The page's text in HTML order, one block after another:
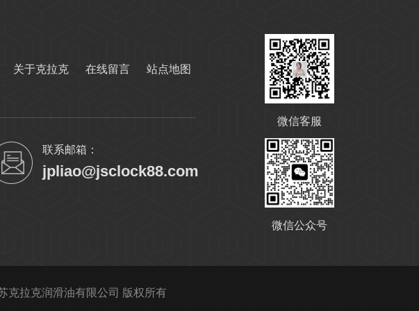
变压器油ISO-25#
关于克拉克 在线留言 站点地图
联系邮箱：
jpliao@jsclock88.com
微信客服
微信公众号
克拉克润滑油有限公司 版权所有